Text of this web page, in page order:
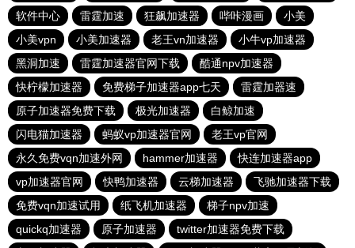
软件中心
雷霆加速 狂飙加速器 哔咔漫画
小美
小美vpn
小美加速器 老王vn加速器
小牛vp加速器
黑洞加速
雷霆加速器官网下载
酷通npv加速器
快柠檬加速器
免费梯子加速器app七天
雷霆加器速
原子加速器免费下载
极光加速器
白鲸加速
闪电猫加速器
蚂蚁vp加速器官网
老王vp官网
永久免费vqn加速外网
hammer加速器
快连加速器app
vp加速器官网
快鸭加速器 云梯加速器
飞驰加速器下载
免费vqn加速试用
纸飞机加速器
梯子npv加速
quickq加速器
原子加速器
twitter加速器免费下载